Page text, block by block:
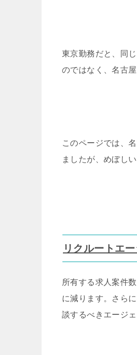
東京勤務だと、同
のではなく、名古
このページでは、
ましたが、めぼし
リクルートエ
所有する求人案件
に減ります。さら
談するべきエージ